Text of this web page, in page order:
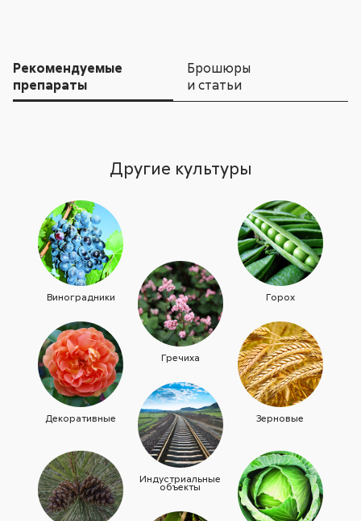
Рекомендуемые
препараты
Брошюры
и статьи
Другие культуры
Виноградники Горох
Гречиха
Декоративные Зерновые
Индустриальные
объекты